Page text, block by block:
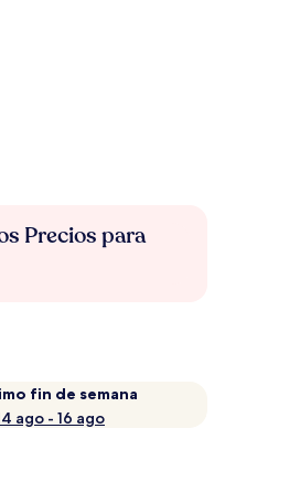
Precios para
fin de semana
ago - 16 ago